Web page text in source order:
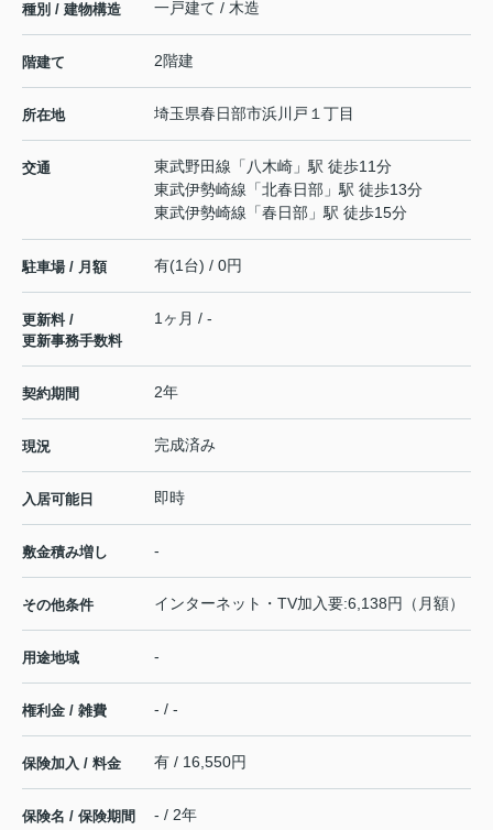
種別 / 建物構造 一戸建て / 木造
階建て 2階建
所在地 埼玉県春日部市浜川戸 １丁目
交通 東武野田線 「 八木崎 」駅 徒歩11分
東武伊勢崎線 「北春日部 」駅 徒歩13分
東武伊勢崎線 「春日部 」駅 徒歩15分
駐車場 / 月額 有(1台) / 0円
更新料 /
更新事務手数料
1ヶ月 / -
契約期間 2年
現況 完成済み
入居可能日 即時
敷金積み増し -
その他条件 インターネット・TV加入要:6,138円（月額）
用途地域 -
権利金 / 雑費 - / -
保険加入 / 料金 有 / 16,550円
保険名 / 保険期間 - / 2年